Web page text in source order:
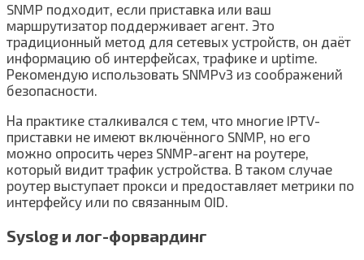
SNMP подходит, если приставка или ваш
маршрутизатор поддерживает агент. Это
традиционный метод для сетевых устройств, он даёт
информацию об интерфейсах, трафике и uptime.
Рекомендую использовать SNMPv3 из соображений
безопасности.
На практике сталкивался с тем, что многие IPTV-
приставки не имеют включённого SNMP, но его
можно опросить через SNMP-агент на роутере,
который видит трафик устройства. В таком случае
роутер выступает прокси и предоставляет метрики по
интерфейсу или по связанным OID.
Syslog и лог-форвардинг